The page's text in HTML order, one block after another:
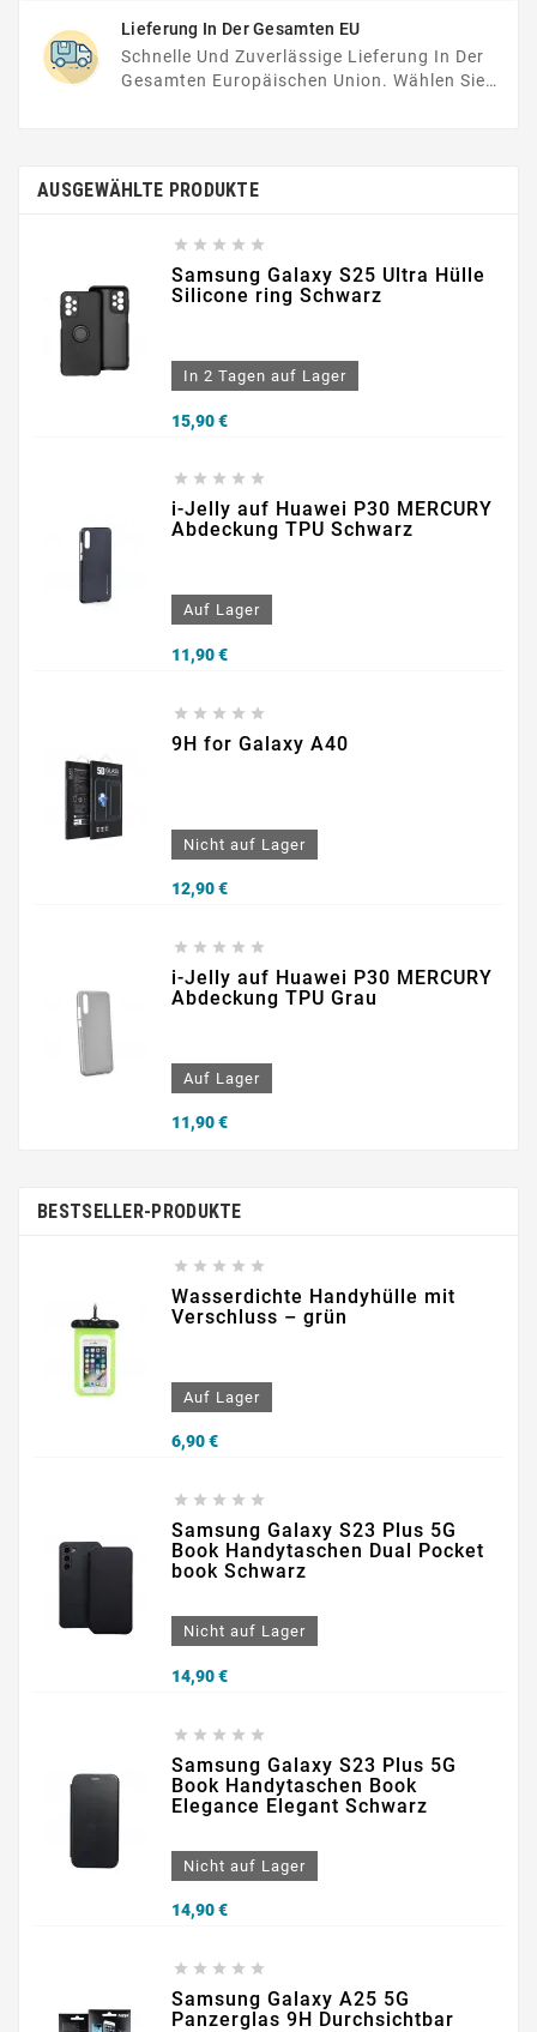
Weiter.
Lieferung In Der Gesamten EU
Schnelle Und Zuverlässige Lieferung In Der
Gesamten Europäischen Union. Wählen Sie
AUSGEWÄHLTE PRODUKTE
    
Samsung Galaxy S25 Ultra Hülle
Silicone ring Schwarz
In 2 Tagen auf Lager
15,90 €Preis
    
i-Jelly auf Huawei P30 MERCURY
Abdeckung TPU Schwarz
Auf Lager
11,90 €Preis
    
9H for Galaxy A40
Nicht auf Lager
12,90 €Preis
    
i-Jelly auf Huawei P30 MERCURY
Abdeckung TPU Grau
Auf Lager
11,90 €Preis
BESTSELLER-PRODUKTE
    
Wasserdichte Handyhülle mit
Verschluss – grün
Auf Lager
6,90 €Preis
    
Samsung Galaxy S23 Plus 5G
Book Handytaschen Dual Pocket
book Schwarz
Nicht auf Lager
14,90 €Preis
    
Samsung Galaxy S23 Plus 5G
Book Handytaschen Book
Elegance Elegant Schwarz
Nicht auf Lager
14,90 €Preis
    
Samsung Galaxy A25 5G
Panzerglas 9H Durchsichtbar